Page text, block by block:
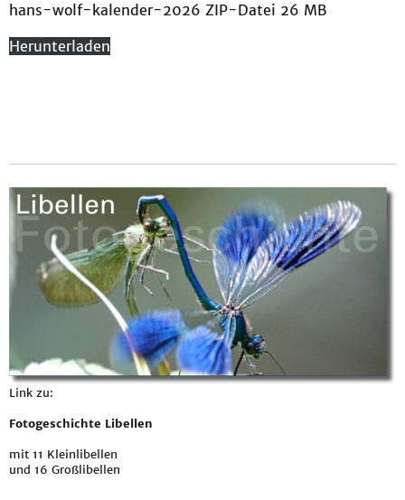
hans-wolf-kalender-2026 ZIP-Datei 26 MB
Herunterladen
Link zu:
Fotogeschichte Libellen
mit 11 Kleinlibellen
und 16 Großlibellen